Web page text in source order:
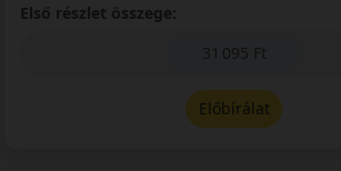
Első részlet összege:
31 095 Ft
Előbírálat